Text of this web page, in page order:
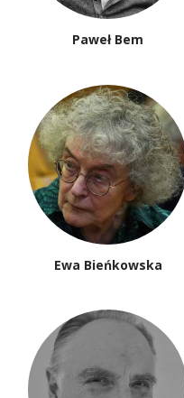
Paweł Bem
Ewa Bieńkowska